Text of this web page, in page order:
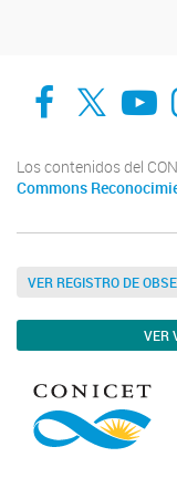
X
Los contenidos del
Commons
VER REGISTRO DE
VER